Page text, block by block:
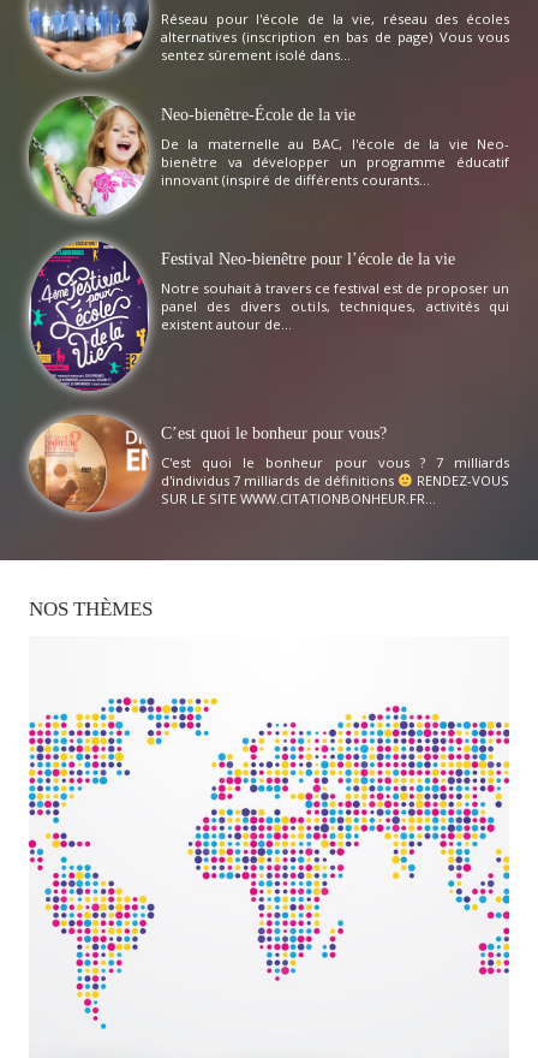
Réseau pour l'école de la vie, réseau des écoles
alternatives (inscription en bas de page) Vous vous
sentez sûrement isolé dans...
Neo-bienêtre-École de la vie
De la maternelle au BAC, l'école de la vie Neo-
bienêtre va développer un programme éducatif
innovant (inspiré de différents courants...
Festival Neo-bienêtre pour l’école de la vie
Notre souhait à travers ce festival est de proposer un
panel des divers outils, techniques, activités qui
existent autour de...
C’est quoi le bonheur pour vous?
C'est quoi le bonheur pour vous ? 7 milliards
d'individus 7 milliards de définitions
RENDEZ-VOUS
SUR LE SITE WWW.CITATIONBONHEUR.FR...
NOS THÈMES